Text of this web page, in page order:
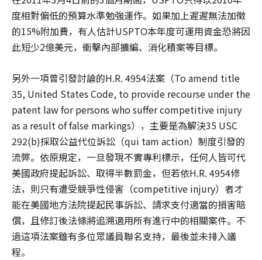
度相對偏低的預算水準勉強運作。如果加上遲遲無法加徵
的15%附加費，有人估計USPTO本年度可運用資金恐將因
此短少2億美元，衝擊內部擴編、消化積案等目標。
另外一項曾引發討論的H.R. 4954法案（To amend title
35, United States Code, to provide recourse under the
patent law for persons who suffer competitive injury
as a result of false markings），主要是為解決35 USC
292(b)採取公益代位訴訟（qui tam action）制度引發的
流弊。依原規定，一旦發現不實專利標示，任何人皆可代
美國政府提起訴訟、取得半數罰金，但若依H.R. 4954修
法，則只有遭受競爭性侵害（competitive injury）者才
能在美國地方法院提起民事訴訟、請求支付適當的損害賠
償，且修訂後法條將追溯適用所有進行中的相關案件。不
過這項法案雖有多位眾議員聯名支持，最後並未排入議
程。